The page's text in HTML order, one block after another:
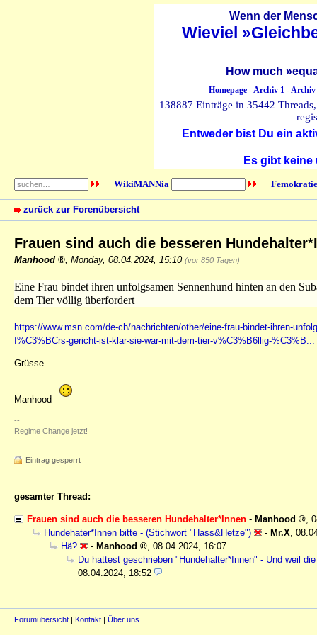
Wenn der
Wieviel
How much
Homepage-Archiv 1-Archiv
138887 Einträge in 35442
Entweder bist Du ein
Es gibt
WikiMANNia
zurück zur Forenübersicht
Frauen sind auch die besseren
Manhood Monday, 08.04.2024, 15:10 (vor 850 Tagen)
Eine Frau bindet ihren unfolgsamen Sennenhund hinten an den
dem Tier völlig überfordert
https://www.msn.com/de-ch/nachrichten/other/eine-frau-bindet-ihren-
f%C3%BCrs-gericht-ist-klar-sie-war-mit-dem-tier-v%C3%B6llig-%C3%B...
Grüsse
Manhood
--
Regime Change jetzt!
Eintrag gesperrt
gesamter Thread:
Frauen sind auch die besseren Hundehalter*Innen - Manhood ,
Hundehater*Innen bitte - (Stichwort "Hass&Hetze")
- Mr.X,
Hä?
- Manhood , 08.04.2024, 16:07
Du hattest geschrieben "Hundehalter*Innen" - Und weil
08.04.2024, 18:52
Forumübersicht | Kontakt | Über uns